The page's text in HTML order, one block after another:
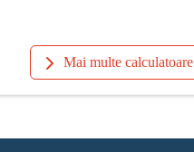
Mai multe calculatoare